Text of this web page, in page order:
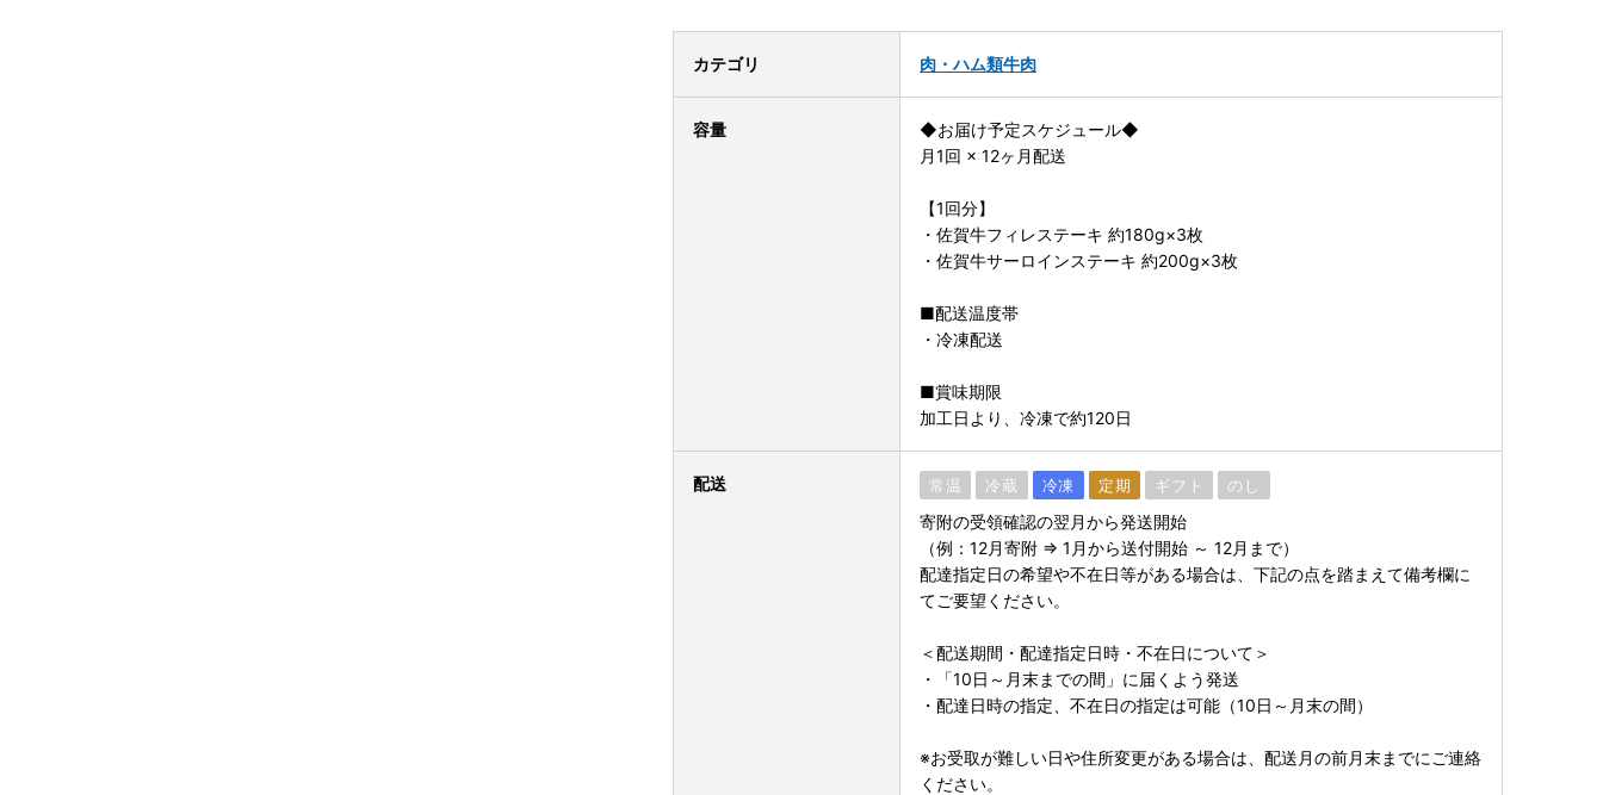
カテゴリ 肉・ハム類牛肉
容量
◆お届け予定スケジュール◆
月1回 × 12ヶ月配送
【1回分】
・佐賀牛フィレステーキ 約180g×3枚
・佐賀牛サーロインステーキ 約200g×3枚
■配送温度帯
・冷凍配送
■賞味期限
加工日より、冷凍で約120日
配送 常温 冷蔵 冷凍 定期 ギフト のし
寄附の受領確認の翌月から発送開始
（例：12月寄附 ⇒ 1月から送付開始 ～ 12月まで）
配達指定日の希望や不在日等がある場合は、下記の点を踏まえて備考欄に
てご要望ください。
＜配送期間・配達指定日時・不在日について＞
・「10日～月末までの間」に届くよう発送
・配達日時の指定、不在日の指定は可能（10日～月末の間）
※お受取が難しい日や住所変更がある場合は、配送月の前月末までにご連絡
ください。